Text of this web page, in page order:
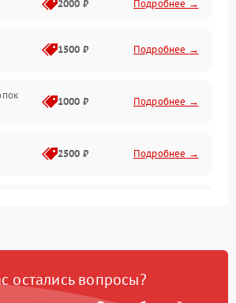
2000 ₽ Подробнее →
1500 ₽ Подробнее →
1000 ₽ Подробнее →
2500 ₽ Подробнее →
остались вопросы?